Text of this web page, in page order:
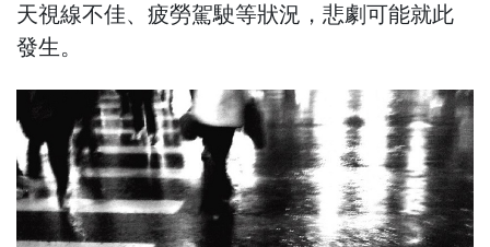
天視線不佳、疲勞駕駛等狀況，悲劇可能就此
發生。